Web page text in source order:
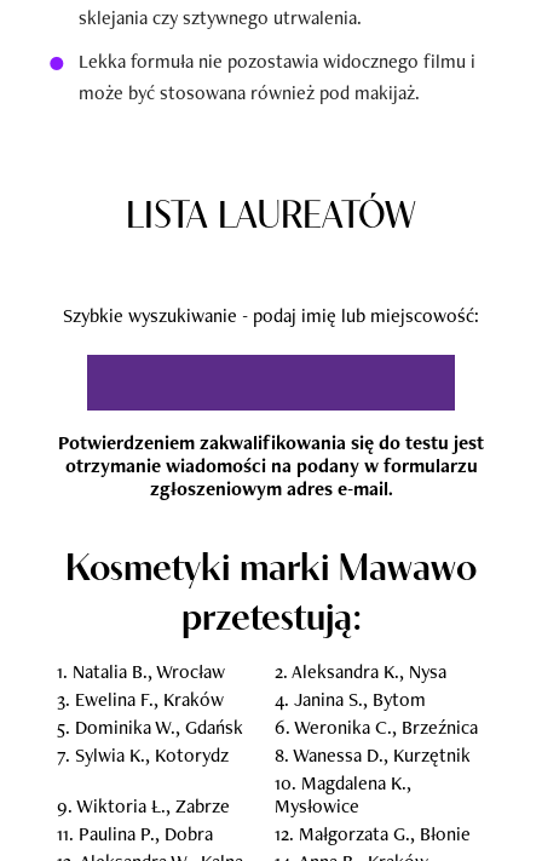
sklejania czy sztywnego utrwalenia.
Lekka formuła nie pozostawia widocznego filmu i
może być stosowana również pod makijaż.